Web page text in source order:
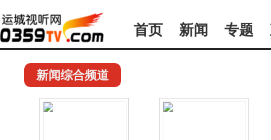
首页 新闻 专题
新闻综合频道